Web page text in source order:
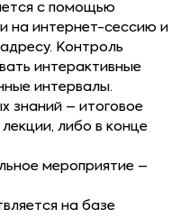
с помощью
на интернет-сессию и
Контроль
интерактивные
интервалы.
знаний – итоговое
либо в конце
мероприятие –
на базе